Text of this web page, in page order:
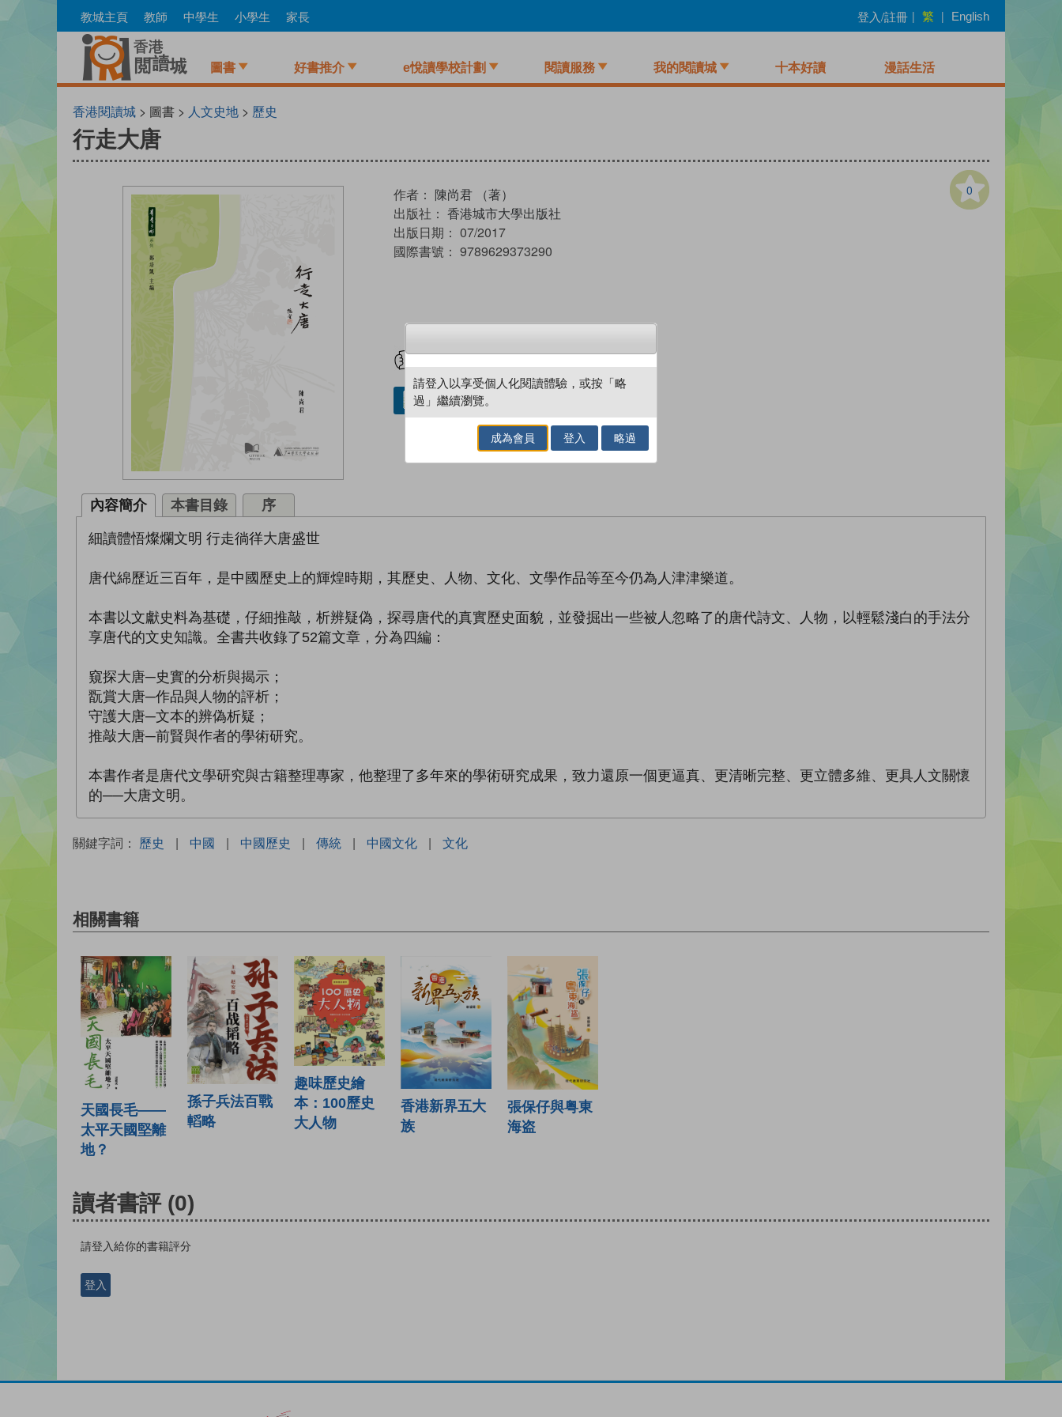
to
教城主頁 教師 中學生 小學生 家長 登入/註冊 | 繁 | English
圖書 好書推介 e悅讀學校計劃 閱讀服務 我的閱讀城 十本好讀 漫話生活
香港閱讀城 > 圖書 > 人文史地 > 歷史
行走大唐
0
作者： 陳尚君 （著）
出版社： 香港城市大學出版社
出版日期： 07/2017
國際書號： 9789629373290
借閱實體書
內容簡介 本書目錄 序
細讀體悟燦爛文明 行走徜徉大唐盛世
唐代綿歷近三百年，是中國歷史上的輝煌時期，其歷史、人物、文化、文學作品等至今仍為人津津樂道。
本書以文獻史料為基礎，仔細推敲，析辨疑偽，探尋唐代的真實歷史面貌，並發掘出一些被人忽略了的唐代詩文、人物，以輕鬆淺白的手法分
享唐代的文史知識。全書共收錄了52篇文章，分為四編：
窺探大唐─史實的分析與揭示；
翫賞大唐─作品與人物的評析；
守護大唐─文本的辨偽析疑；
推敲大唐─前賢與作者的學術研究。
本書作者是唐代文學研究與古籍整理專家，他整理了多年來的學術研究成果，致力還原一個更逼真、更清晰完整、更立體多維、更具人文關懷
的──大唐文明。
關鍵字詞： 歷史 | 中國 | 中國歷史 | 傳統 | 中國文化 | 文化
相關書籍
天國長毛——
太平天國堅離
地？
孫子兵法百戰
轁略
趣味歷史繪
本：100歷史
大人物
香港新界五大
族
張保仔與粤東
海盗
讀者書評 (0)
請登入給你的書籍評分
登入
請登入以享受個人化閱讀體驗，或按「略
過」繼續瀏覽。
成為會員 登入 略過